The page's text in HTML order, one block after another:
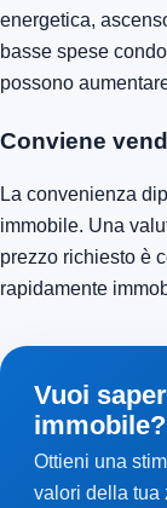
energetica,
basse spese
possono
Conviene
La convenienza
immobile. Una
prezzo richiesto è
rapidamente
Vuoi
immobile?
Ottieni una
valori della tua